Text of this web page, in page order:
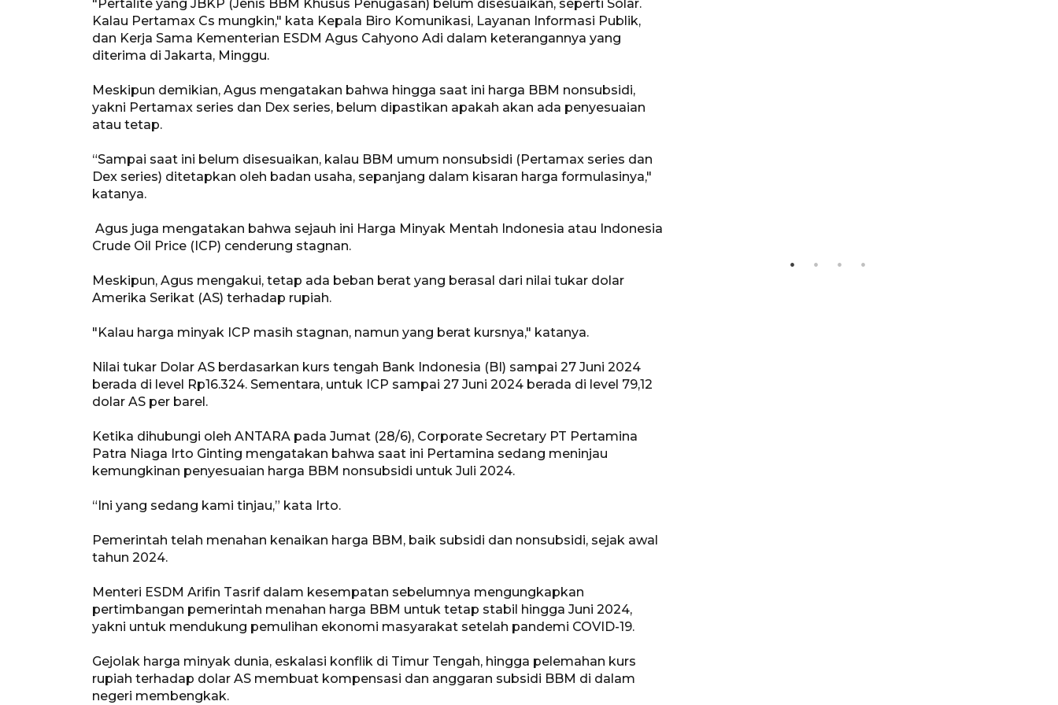
"Pertalite yang JBKP (Jenis BBM Khusus Penugasan) belum disesuaikan, seperti Solar.
Kalau Pertamax Cs mungkin," kata Kepala Biro Komunikasi, Layanan Informasi Publik,
dan Kerja Sama Kementerian ESDM Agus Cahyono Adi dalam keterangannya yang
diterima di Jakarta, Minggu.
Meskipun demikian, Agus mengatakan bahwa hingga saat ini harga BBM nonsubsidi,
yakni Pertamax series dan Dex series, belum dipastikan apakah akan ada penyesuaian
atau tetap.
“Sampai saat ini belum disesuaikan, kalau BBM umum nonsubsidi (Pertamax series dan
Dex series) ditetapkan oleh badan usaha, sepanjang dalam kisaran harga formulasinya,"
katanya.
Agus juga mengatakan bahwa sejauh ini Harga Minyak Mentah Indonesia atau Indonesia
Crude Oil Price (ICP) cenderung stagnan.
Meskipun, Agus mengakui, tetap ada beban berat yang berasal dari nilai tukar dolar
Amerika Serikat (AS) terhadap rupiah.
"Kalau harga minyak ICP masih stagnan, namun yang berat kursnya," katanya.
Nilai tukar Dolar AS berdasarkan kurs tengah Bank Indonesia (BI) sampai 27 Juni 2024
berada di level Rp16.324. Sementara, untuk ICP sampai 27 Juni 2024 berada di level 79,12
dolar AS per barel.
Ketika dihubungi oleh ANTARA pada Jumat (28/6), Corporate Secretary PT Pertamina
Patra Niaga Irto Ginting mengatakan bahwa saat ini Pertamina sedang meninjau
kemungkinan penyesuaian harga BBM nonsubsidi untuk Juli 2024.
“Ini yang sedang kami tinjau,” kata Irto.
Pemerintah telah menahan kenaikan harga BBM, baik subsidi dan nonsubsidi, sejak awal
tahun 2024.
Menteri ESDM Arifin Tasrif dalam kesempatan sebelumnya mengungkapkan
pertimbangan pemerintah menahan harga BBM untuk tetap stabil hingga Juni 2024,
yakni untuk mendukung pemulihan ekonomi masyarakat setelah pandemi COVID-19.
Gejolak harga minyak dunia, eskalasi konflik di Timur Tengah, hingga pelemahan kurs
rupiah terhadap dolar AS membuat kompensasi dan anggaran subsidi BBM di dalam
negeri membengkak.
2026-08-06 13:15:00